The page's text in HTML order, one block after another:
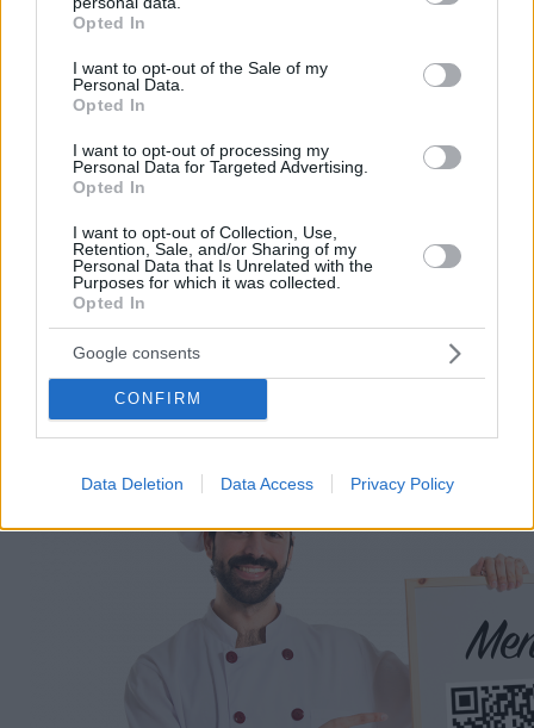
grant or deny consent to Google and its third-party tags to
use your data for below specified purposes in below Google
consent section.
Opted In
I want to opt-out of the Sale of my
Personal Data.
Opted In
I want to opt-out of processing my
Personal Data for Targeted Advertising.
Opted In
I want to opt-out of Collection, Use,
Retention, Sale, and/or Sharing of my
Personal Data that Is Unrelated with the
Purposes for which it was collected.
Opted In
Google consents
CONFIRM
Data Deletion Data Access Privacy Policy
que facilita a bares y restaurantes mostrar su
menú a los consumidores a través del móvil.
Por eso hemos diseñado un sistema capaz de
ayudar a tu negocio a adaptarse a las
circunstancias actuales que nuestro país está
que pueden ayudarte a aminorar las cargas de
trabajo en tu negocio o empresa para que
puedas ofrecer a tus clientes la seguridad y el
apoyo que merecen. Llega la transformación
digital para quedarse. Menú digital QR para el
sector gastronómico de Cuba con Recafy.